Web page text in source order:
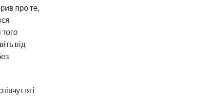
про те,
від
і